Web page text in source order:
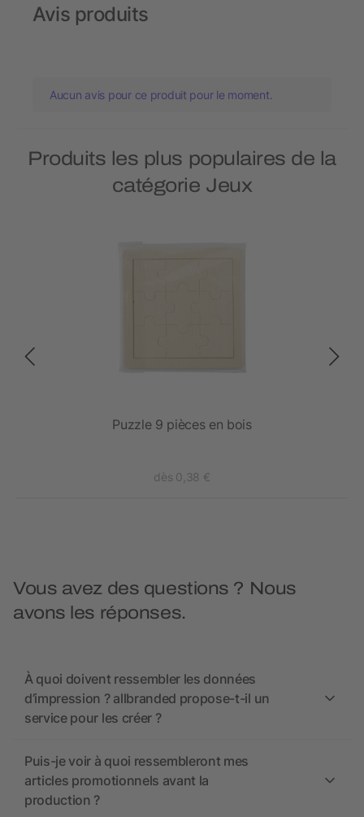
Avis produits
Aucun avis pour ce produit pour le moment.
Produits les plus populaires de la
catégorie Jeux
Puzzle 9 pièces en bois
dès 0,38 €
Vous avez des questions ? Nous
avons les réponses.
À quoi doivent ressembler les données
d’impression ? allbranded propose-t-il un
service pour les créer ?
Puis-je voir à quoi ressembleront mes
articles promotionnels avant la
production ?